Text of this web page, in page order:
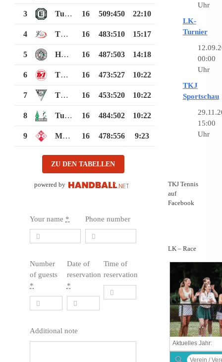
3 TuS Empelde 16 509:450 22:10
4 TV Hannover-Badenstedt 16 483:510 15:17
5 Hannoverscher SC 16 487:503 14:18
6 TKJ Sarstedt 16 473:527 10:22
7 TSV Burgdorf IV 16 453:520 10:22
8 TuS Bothfeld v. 1904 e.V. 16 484:502 10:22
9 Mellendorfer TV 16 478:556 9:23
ZU DEN TABELLEN
powered by
Your name * Phone number
Number
of guests
*
Date of
reservation
*
Time of
reservation
Additional note
Uhr
LK-
Turnier
00:00
Uhr
TKJ
Sportschau
15:00
Uhr
TKJ Tennis
auf
Facebook
LK – Race